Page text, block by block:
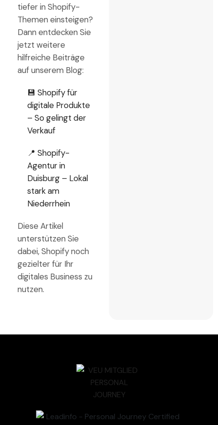
tiefer in Shopify-
Themen einsteigen?
Dann entdecken Sie
jetzt weitere
hilfreiche Beiträge
auf unserem Blog:
💾 Shopify für
digitale Produkte
– So gelingt der
Verkauf
📍 Shopify-
Agentur in
Duisburg – Lokal
stark am
Niederrhein
Diese Artikel
unterstützen Sie
dabei, Shopify noch
gezielter für Ihr
digitales Business zu
nutzen.